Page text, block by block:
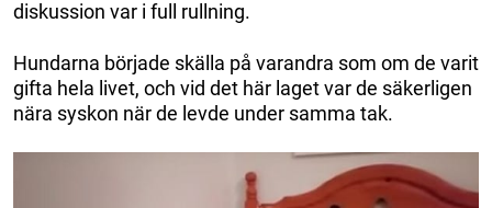
diskussion var i full rullning.
Hundarna började skälla på varandra som om de varit
gifta hela livet, och vid det här laget var de säkerligen
nära syskon när de levde under samma tak.